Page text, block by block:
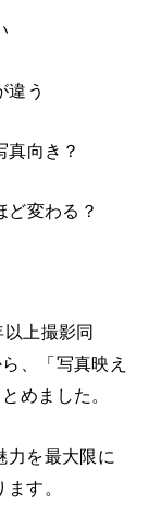
違う
真向き？
ど変わる？
上撮影同
、「写真映え
めました。
力を最大限に
す。